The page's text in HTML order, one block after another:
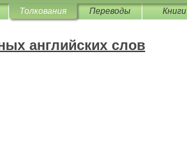
Толкования Переводы Книги
английских слов